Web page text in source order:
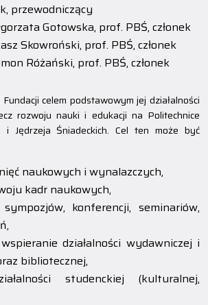
przewodniczący
Gotowska, prof. PBŚ, członek
Skowroński, prof. PBŚ, członek
Różański, prof. PBŚ, członek
celem podstawowym jej działalności
rozwoju nauki i edukacji na Politechnice
i Jędrzeja Śniadeckich. Cel ten może być
naukowych i wynalazczych,
kadr naukowych,
konferencji, seminariów,
działalności wydawniczej i
bibliotecznej,
studenckiej (kulturalnej,